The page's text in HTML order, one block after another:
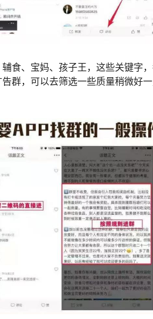
食、宝妈、孩子王，这些关键字
群，可以去筛选一些质量稍微好